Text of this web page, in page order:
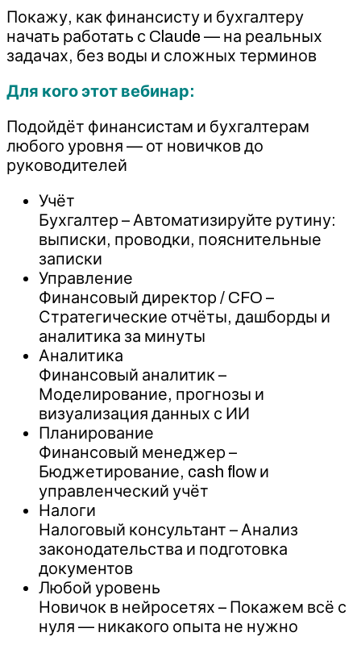
Покажу, как финансисту и бухгалтеру
начать работать с Claude — на реальных
задачах, без воды и сложных терминов
Для кого этот вебинар:
Подойдёт финансистам и бухгалтерам
любого уровня — от новичков до
руководителей
Учёт
Бухгалтер – Автоматизируйте рутину:
выписки, проводки, пояснительные
записки
Управление
Финансовый директор / CFO –
Стратегические отчёты, дашборды и
аналитика за минуты
Аналитика
Финансовый аналитик –
Моделирование, прогнозы и
визуализация данных с ИИ
Планирование
Финансовый менеджер –
Бюджетирование, cash flow и
управленческий учёт
Налоги
Налоговый консультант – Анализ
законодательства и подготовка
документов
Любой уровень
Новичок в нейросетях – Покажем всё с
нуля — никакого опыта не нужно